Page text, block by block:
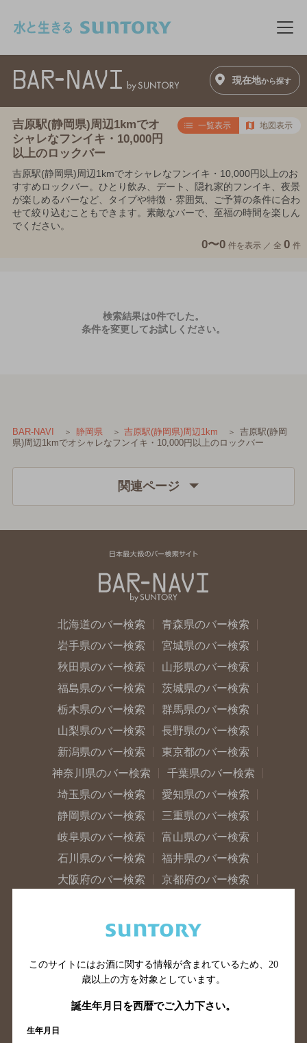
メ
現在地から探す
吉原駅(静岡県)周辺1kmでオ
シャレなフンイキ・10,000円
以上のロックバー
一覧表示 地図表示
吉原駅(静岡県)周辺1kmでオシャレなフンイキ・10,000円以上のお
すすめロックバー。ひとり飲み、デート、隠れ家的フンイキ、夜景
が楽しめるバーなど、タイプや特徴・雰囲気、ご予算の条件に合わ
せて絞り込むこともできます。素敵なバーで、至福の時間を楽しん
でください。
0〜0 件を表示 ／ 全 0 件
検索結果は0件でした。
条件を変更してお試しください。
BAR-NAVI 静岡県 吉原駅(静岡県)周辺1km
吉原駅(静岡
県)周辺1kmでオシャレなフンイキ・10,000円以上のロックバー
関連ページ
北海道のバー検索
青森県のバー検索
岩手県のバー検索
宮城県のバー検索
秋田県のバー検索
山形県のバー検索
福島県のバー検索
茨城県のバー検索
栃木県のバー検索
群馬県のバー検索
山梨県のバー検索
長野県のバー検索
新潟県のバー検索
東京都のバー検索
神奈川県のバー検索
千葉県のバー検索
埼玉県のバー検索
愛知県のバー検索
静岡県のバー検索
三重県のバー検索
岐阜県のバー検索
富山県のバー検索
石川県のバー検索
福井県のバー検索
大阪府のバー検索
京都府のバー検索
滋賀県のバー検索
和歌山県のバー検索
山口県のバー検索
鳥取県のバー検索
島根県のバー検索
徳島県のバー検索
香川県のバー検索
愛媛県のバー検索
高知県のバー検索
このサイトにはお酒に関する情報が含まれているため、 20
歳以上の方を対象としています。
誕生年月日を西暦でご入力下さい。
生年月日